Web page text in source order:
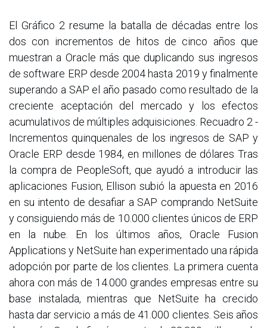
El Gráfico 2 resume la batalla de décadas entre los
dos con incrementos de hitos de cinco años que
muestran a Oracle más que duplicando sus ingresos
de software ERP desde 2004 hasta 2019 y finalmente
superando a SAP el año pasado como resultado de la
creciente aceptación del mercado y los efectos
acumulativos de múltiples adquisiciones. Recuadro 2 -
Incrementos quinquenales de los ingresos de SAP y
Oracle ERP desde 1984, en millones de dólares Tras
la compra de PeopleSoft, que ayudó a introducir las
aplicaciones Fusion, Ellison subió la apuesta en 2016
en su intento de desafiar a SAP comprando NetSuite
y consiguiendo más de 10.000 clientes únicos de ERP
en la nube. En los últimos años, Oracle Fusion
Applications y NetSuite han experimentado una rápida
adopción por parte de los clientes. La primera cuenta
ahora con más de 14.000 grandes empresas entre su
base instalada, mientras que NetSuite ha crecido
hasta dar servicio a más de 41.000 clientes. Seis años